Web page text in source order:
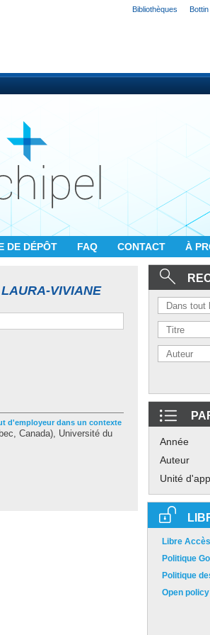
Bibliothèques Bottin
DE DÉPÔT FAQ CONTACT À
VIVIANE
d'employeur dans un contexte
Canada), Université du
Année
Auteur
Unité
Libre
Politique
Politique
Open